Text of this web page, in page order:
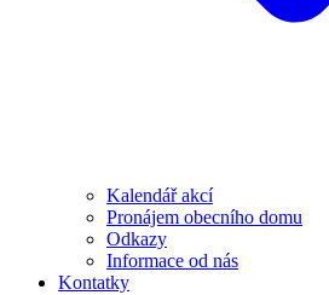
Kalendář akcí
Pronájem obecního domu
Odkazy
Informace od nás
Kontatky